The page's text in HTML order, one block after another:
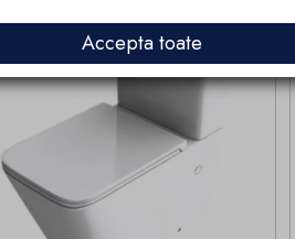
Accepta toate